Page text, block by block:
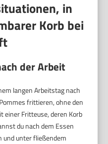
in
Korb bei
der Arbeit
langen Arbeitstag nach
frittieren, ohne den
einer Fritteuse, deren Korb
du nach dem Essen
und unter fließendem